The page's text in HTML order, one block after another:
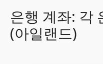
은행 계좌: 각
(아일랜드)